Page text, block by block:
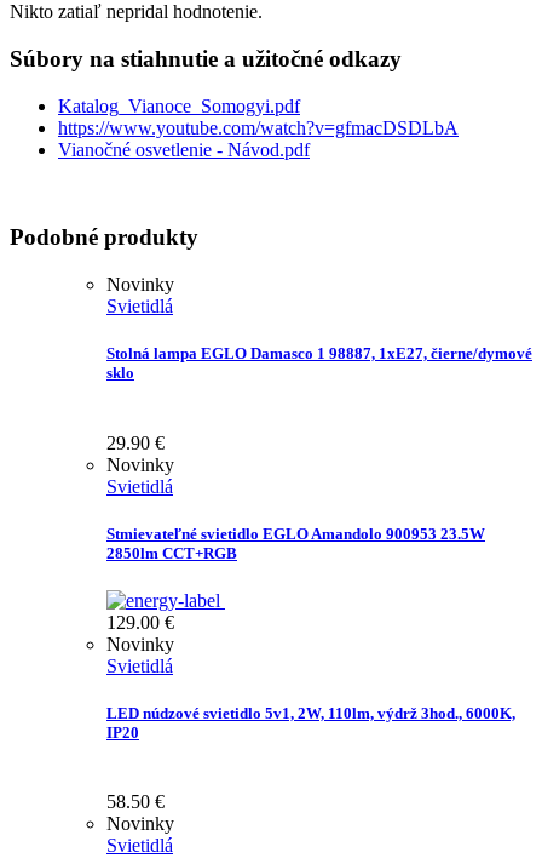
Nikto zatiaľ nepridal hodnotenie.
Súbory na stiahnutie a užitočné odkazy
Katalog_Vianoce_Somogyi.pdf
https://www.youtube.com/watch?v=gfmacDSDLbA
Vianočné osvetlenie - Návod.pdf
Podobné produkty
Novinky
Svietidlá
Stolná lampa EGLO Damasco 1 98887, 1xE27, čierne/dymové
sklo
29.90 €
Novinky
Svietidlá
Stmievateľné svietidlo EGLO Amandolo 900953 23.5W
2850lm CCT+RGB
129.00 €
Novinky
Svietidlá
LED núdzové svietidlo 5v1, 2W, 110lm, výdrž 3hod., 6000K,
IP20
58.50 €
Novinky
Svietidlá